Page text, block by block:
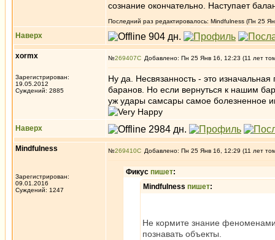
сознание окончательно. Наступает
Последний раз редактировалось: Mindfulness (Пн 25
Наверх
xormx
Зарегистрирован:
19.05.2012
Суждений: 2885
№269407 Добавлено: Пн 25 Янв 16, 12:23 (11 лет
Ну да. Heсвязанность - это
баранов. Но если вернуться к нашим
уж удары самсары самое болезненное
Наверх
Mindfulness
Зарегистрирован:
09.01.2016
Суждений: 1247
№269410 Добавлено: Пн 25 Янв 16, 12:29 (11 лет
Фикус пишет:
Mindfulness пишет:
Не кормите знание феноменами
познавать объекты.